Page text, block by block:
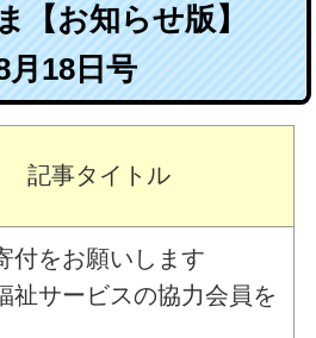
【お知らせ版】
月18日号
記事タイトル
付をお願いします
祉サービスの協力会員を